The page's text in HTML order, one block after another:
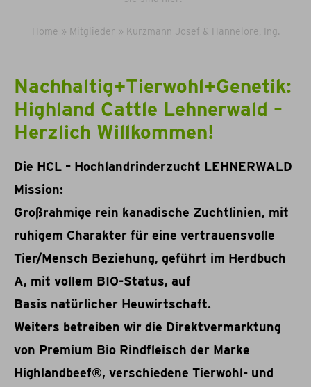
Home » Mitglieder » Kurzmann Josef & Hannelore, Ing.
Nachhaltig+Tierwohl+Genetik:
Highland Cattle Lehnerwald –
Herzlich Willkommen!
Die HCL – Hochlandrinderzucht LEHNERWALD
Mission:
Großrahmige rein kanadische Zuchtlinien, mit
ruhigem Charakter für eine vertrauensvolle
Tier/Mensch Beziehung, geführt im Herdbuch
A, mit vollem BIO-Status, auf
Basis natürlicher Heuwirtschaft.
Weiters betreiben wir die Direktvermarktung
von Premium Bio Rindfleisch der Marke
Highlandbeef®, verschiedene Tierwohl- und